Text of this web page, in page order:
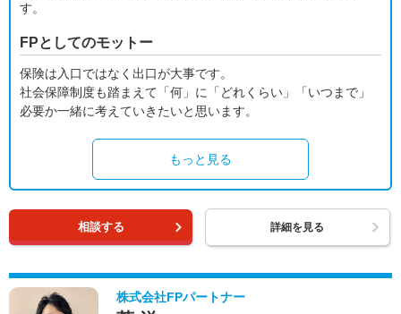
す。
FPとしてのモットー
保険は入口ではなく出口が大事です。
社会保障制度も踏まえて「何」に「どれくらい」「いつまで」
必要か一緒に考えていきたいと思います。
もっと見る
相談する 詳細を見る
株式会社FPパートナー